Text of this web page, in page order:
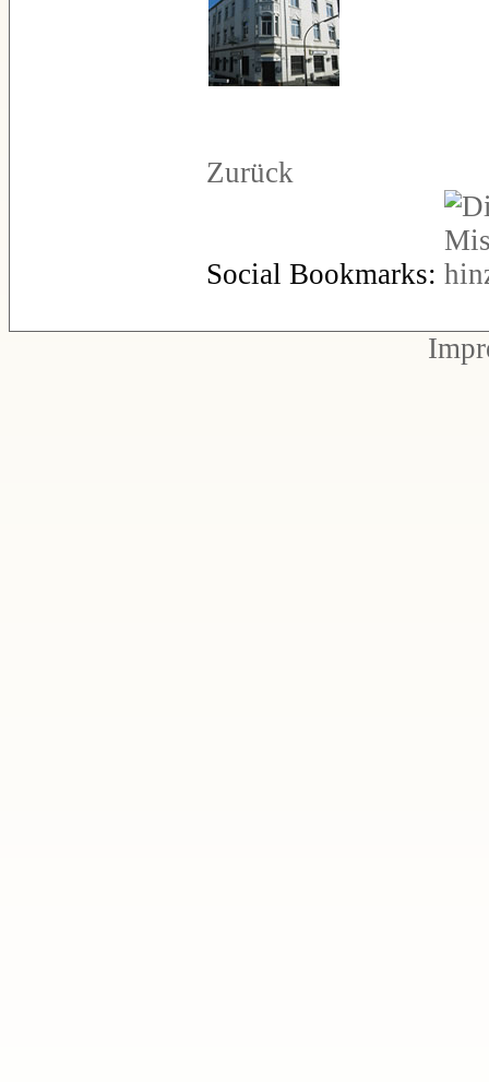
Zurück
Social Bookmarks: